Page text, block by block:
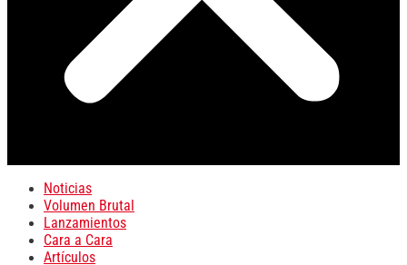
Noticias
Volumen Brutal
Lanzamientos
Cara a Cara
Artículos